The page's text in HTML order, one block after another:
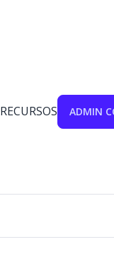
RECURSOS ADMIN